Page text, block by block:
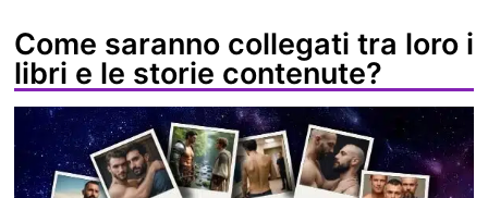
Come saranno collegati tra loro i
libri e le storie contenute?